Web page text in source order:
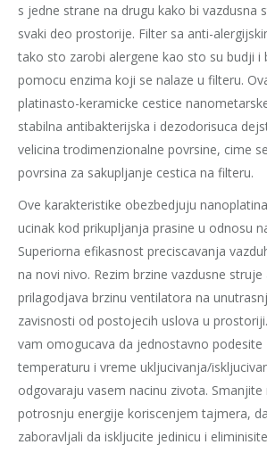
s jedne strane na drugu kako bi vazdusna
svaki deo prostorije. Filter sa anti-
tako sto zarobi alergene kao sto su budji i
pomocu enzima koji se nalaze u filteru.
platinasto-keramicke cestice
stabilna antibakterijska i dezodorisuca
velicina trodimenzionalne povrsine, cime
povrsina za sakupljanje cestica na filteru.
Ove karakteristike obezbedjuju
ucinak kod prikupljanja prasine u odnosu
Superiorna efikasnost preciscavanja
na novi nivo. Rezim brzine vazdusne
prilagodjava brzinu ventilatora na
zavisnosti od postojecih uslova u
vam omogucava da jednostavno podesite
temperaturu i vreme ukljucivanja/
odgovaraju vasem nacinu zivota. Smanjite
potrosnju energije koriscenjem tajmera,
zaboravljali da iskljucite jedinicu i